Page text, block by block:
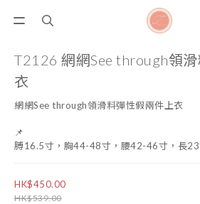
T2126 網網See through領
衣
網網See through領滑料彈性假兩件上衣
📌
膊16.5寸，胸44-48寸，腰42-46寸，長23
HK$450.00
HK$539.00